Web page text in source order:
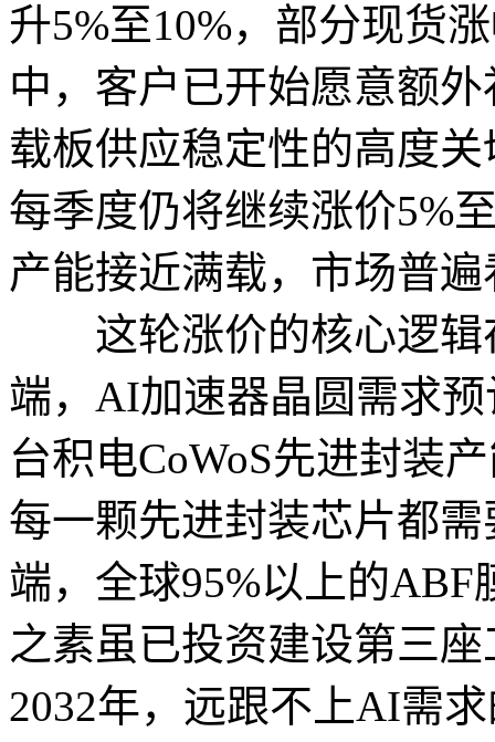
升5%至10%，部分现货
中，客户已开始愿意额
载板供应稳定性的高度
每季度仍将继续涨价5%
产能接近满载，市场普
这轮涨价的核心逻辑
端，AI加速器晶圆需求预
台积电CoWoS先进封装
每一颗先进封装芯片都
端，全球95%以上的
之素虽已投资建设第三
2032年，远跟不上AI需